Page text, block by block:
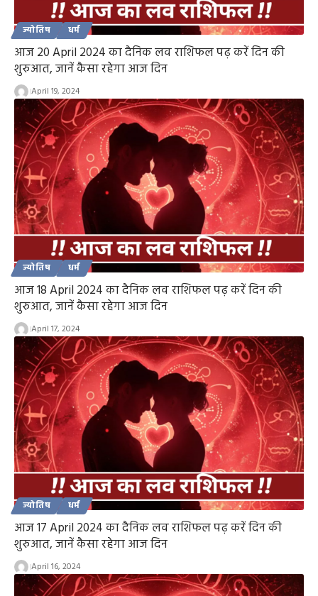
ज्योतिष धर्म
आज 20 April 2024 का दैनिक लव राशिफल पढ़ करें दिन की
शुरुआत, जानें कैसा रहेगा आज दिन
April 19, 2024
ज्योतिष धर्म
आज 18 April 2024 का दैनिक लव राशिफल पढ़ करें दिन की
शुरुआत, जानें कैसा रहेगा आज दिन
April 17, 2024
ज्योतिष धर्म
आज 17 April 2024 का दैनिक लव राशिफल पढ़ करें दिन की
शुरुआत, जानें कैसा रहेगा आज दिन
April 16, 2024